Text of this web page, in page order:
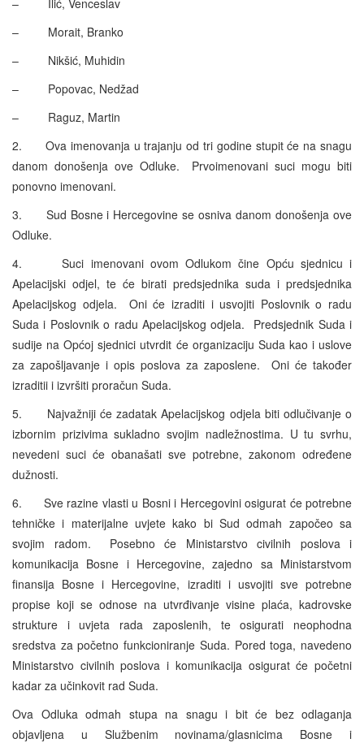
– Morait, Branko
– Nikšić, Muhidin
– Popovac, Nedžad
– Raguz, Martin
2. Ova imenovanja u trajanju od tri godine stupit će na snagu
danom donošenja ove Odluke. Prvoimenovani suci mogu biti
ponovno imenovani.
3. Sud Bosne i Hercegovine se osniva danom donošenja ove
Odluke.
4. Suci imenovani ovom Odlukom čine Opću sjednicu i
Apelacijski odjel, te će birati predsjednika suda i predsjednika
Apelacijskog odjela. Oni će izraditi i usvojiti Poslovnik o radu
Suda i Poslovnik o radu Apelacijskog odjela. Predsjednik Suda i
sudije na Općoj sjednici utvrdit će organizaciju Suda kao i uslove
za zapošljavanje i opis poslova za zaposlene. Oni će također
izraditii i izvršiti proračun Suda.
5. Najvažniji će zadatak Apelacijskog odjela biti odlučivanje o
izbornim prizivima sukladno svojim nadležnostima. U tu svrhu,
nevedeni suci će obanašati sve potrebne, zakonom određene
dužnosti.
6. Sve razine vlasti u Bosni i Hercegovini osigurat će potrebne
tehničke i materijalne uvjete kako bi Sud odmah započeo sa
svojim radom. Posebno će Ministarstvo civilnih poslova i
komunikacija Bosne i Hercegovine, zajedno sa Ministarstvom
finansija Bosne i Hercegovine, izraditi i usvojiti sve potrebne
propise koji se odnose na utvrđivanje visine plaća, kadrovske
strukture i uvjeta rada zaposlenih, te osigurati neophodna
sredstva za početno funkcioniranje Suda. Pored toga, navedeno
Ministarstvo civilnih poslova i komunikacija osigurat će početni
kadar za učinkovit rad Suda.
Ova Odluka odmah stupa na snagu i bit će bez odlaganja
objavljena u Službenim novinama/glasnicima Bosne i